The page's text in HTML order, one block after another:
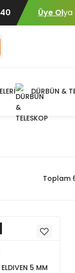
Üye Olya
DÜRBÜN &
Toplam
5 MM